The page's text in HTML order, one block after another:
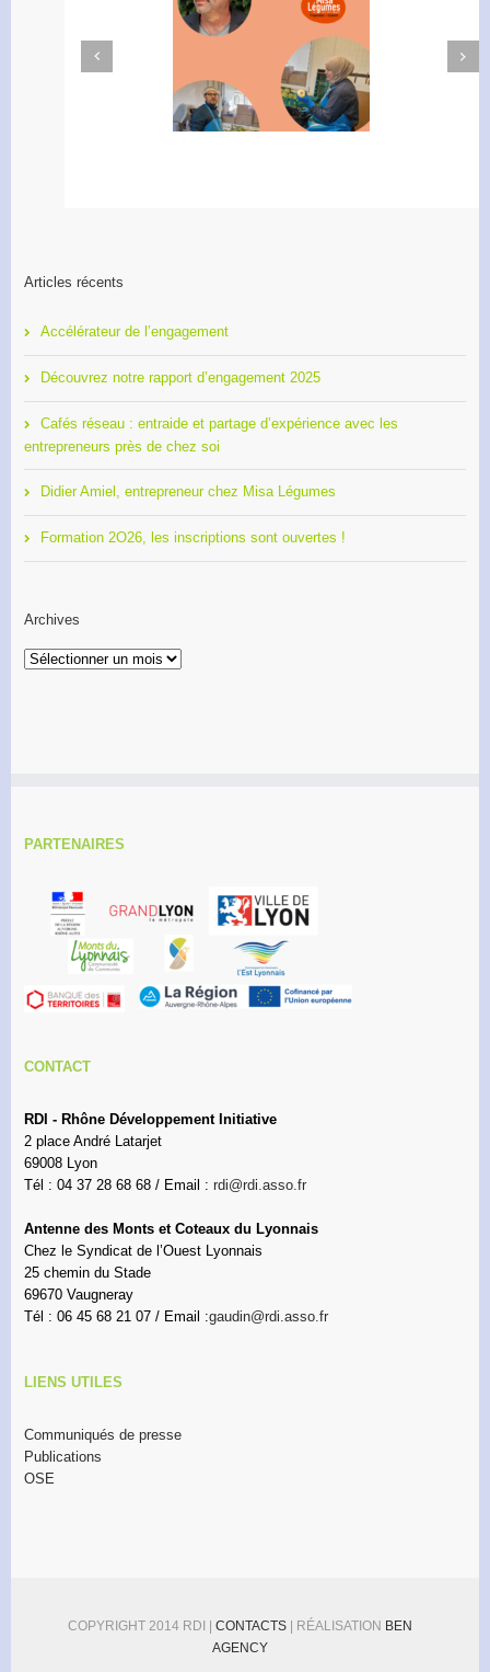
Amiel, entrepreneur
Formation 2O26, les
inscriptions sont ouvertes !
Previous
Next
Articles récents
Accélérateur de l’engagement
Découvrez notre rapport d’engagement 2025
Cafés réseau : entraide et partage d’expérience avec les
entrepreneurs près de chez soi
Didier Amiel, entrepreneur chez Misa Légumes
Formation 2O26, les inscriptions sont ouvertes !
Archives
Archives
PARTENAIRES
CONTACT
RDI - Rhône Développement Initiative
2 place André Latarjet
69008 Lyon
Tél : 04 37 28 68 68 / Email : rdi@rdi.asso.fr
Antenne des Monts et Coteaux du Lyonnais
Chez le Syndicat de l’Ouest Lyonnais
25 chemin du Stade
69670 Vaugneray
Tél : 06 45 68 21 07 / Email :gaudin@rdi.asso.fr
LIENS UTILES
Communiqués de presse
Publications
OSE
COPYRIGHT 2014 RDI | CONTACTS | RÉALISATION BEN
AGENCY